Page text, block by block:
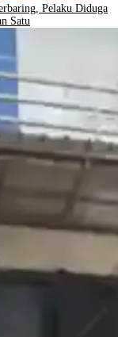
Pelaku Diduga
Satu